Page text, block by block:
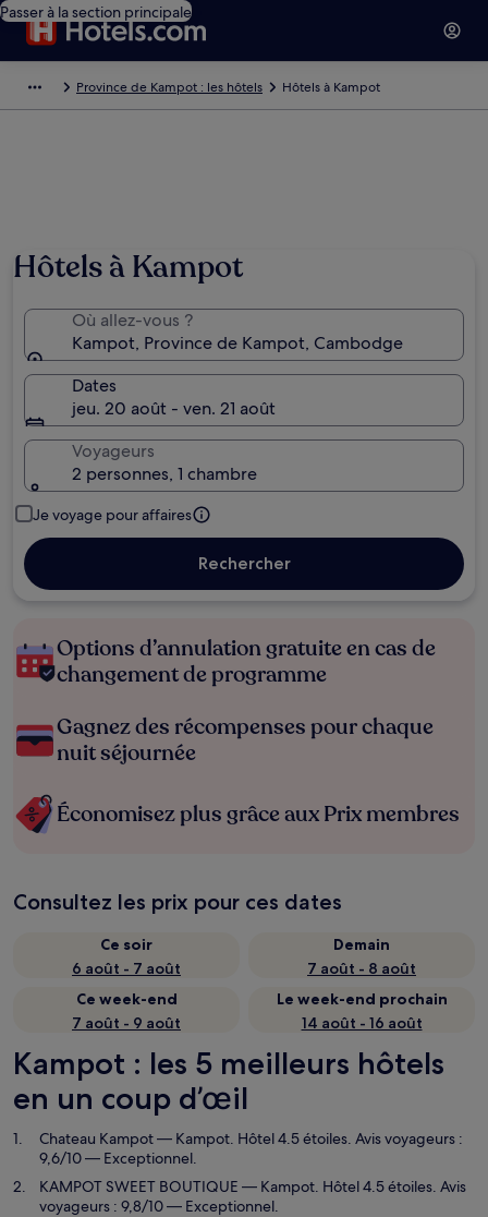
Passer à la section principale
Province de Kampot : les hôtels Hôtels à Kampot
Hôtels à Kampot
Où allez-vous ?
Kampot, Province de Kampot, Cambodge
Dates
jeu. 20 août - ven. 21 août
Voyageurs
2 personnes, 1 chambre
Je voyage pour affaires
Rechercher
Options d’annulation gratuite en cas de
changement de programme
Gagnez des récompenses pour chaque
nuit séjournée
Économisez plus grâce aux Prix membres
Consultez les prix pour ces dates
Ce soir
6 août - 7 août
Demain
7 août - 8 août
Ce week-end
7 août - 9 août
Le week-end prochain
14 août - 16 août
Kampot : les 5 meilleurs hôtels
en un coup d’œil
Chateau Kampot— Kampot. Hôtel 4.5 étoiles. Avis voyageurs :
9,6/10 — Exceptionnel.
KAMPOT SWEET BOUTIQUE — Kampot. Hôtel 4.5 étoiles. Avis
voyageurs : 9,8/10 — Exceptionnel.